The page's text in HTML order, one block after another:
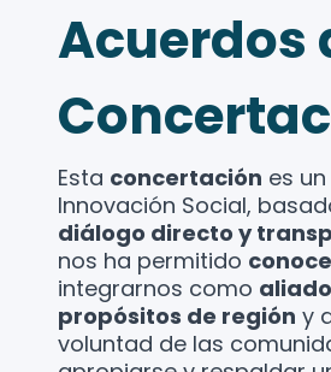
Acuerdos
Esta concertación es
Innovación Social,
diálogo directo y
nos ha permitido
integrarnos como
propósitos de región y
voluntad de las